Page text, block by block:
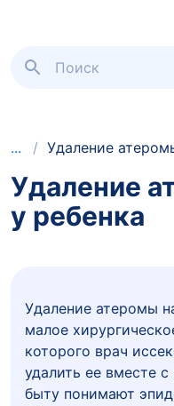
Офтальмология
/ Удаление
Удаление
у ребенка
Удаление атеромы
малое
которого врач
удалить ее вместе
быту понимают